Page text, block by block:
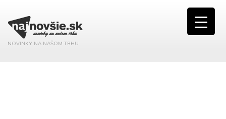
NOVINKY NA NAŠOM TRHU